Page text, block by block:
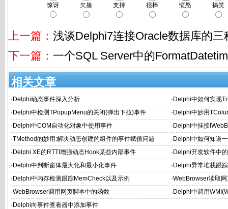
惊讶 欠揍 支持 很棒 愤怒 搞笑
上一篇： 浅谈Delphi7连接Oracle数据库的三
下一篇： 一个SQL Server中的
相关文章
· Delphi动态事件深入分析 · Delphi中如何实现
· Delphi中检测TPopupMenu的关闭(弹出下拉)事件 · Delphi中妙用
· Delphi中COM自动化对象中使用事件 · Delphi中挂接
·TMethod的妙用:解决动态创建的组件的事件赋值问题 · Delphi中如何知道
· Delphi XE的RTTI增强动态Hook某些内部事件 · Delphi开发软件中
· Delphi中判断窗体最大化和最小化事件 · Delphi异常堆栈跟
· Delphi中内存检测跟踪MemCheck以及示例 ·WebBrowser读取
·WebBrowser调用网页脚本中的函数 · Delphi中调用
· Delphi向事件查看器中添加事件